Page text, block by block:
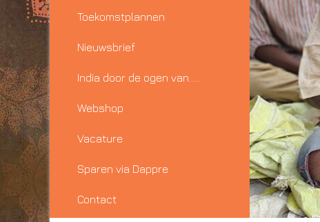
Toekomstplannen
Nieuwsbrief
India door de ogen van…..
Webshop
Vacature
Sparen via Dappre
Contact